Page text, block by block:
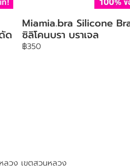
ด
Miamia.bra Silicone
ซิลิโคนบรา บราเจล
฿350
วง เขตสวนหลวง